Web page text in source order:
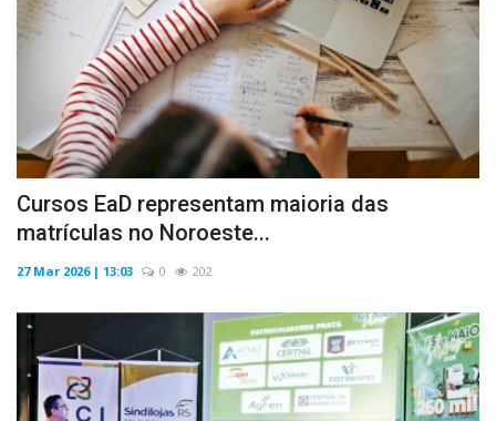
Cursos EaD representam maioria das
matrículas no Noroeste...
27 Mar 2026 | 13:03 0 202